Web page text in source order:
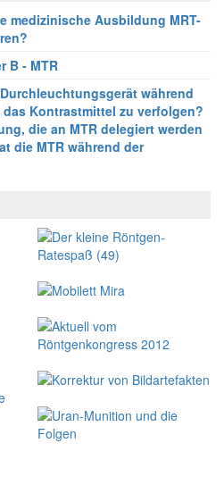
medizinische Ausbildung MRT-
B - MTR
während
Kontrastmittel zu verfolgen?
die an MTR delegiert werden
die MTR während der